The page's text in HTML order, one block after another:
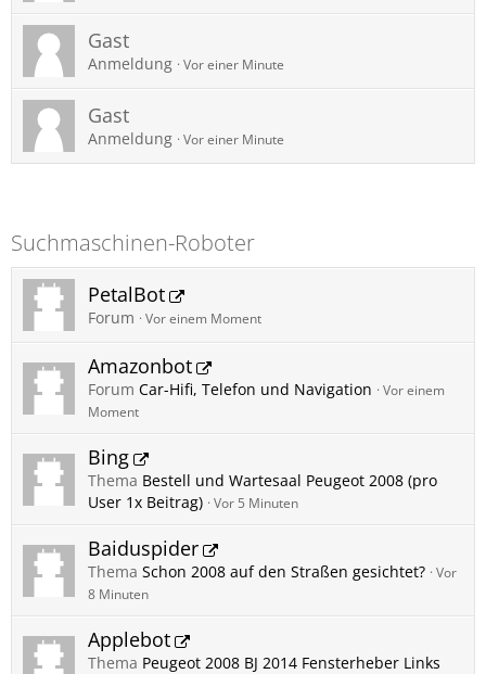
Gast
Anmeldung Vor einer Minute
Gast
Anmeldung Vor einer Minute
Suchmaschinen-Roboter
PetalBot
Forum Vor einem Moment
Amazonbot
Forum Car-Hifi, Telefon und Navigation
Vor einem
Moment
Bing
Thema Bestell und Wartesaal Peugeot 2008 (pro
User 1x Beitrag) Vor 5 Minuten
Baiduspider
Thema Schon 2008 auf den Straßen gesichtet? Vor
8 Minuten
Applebot
Thema Peugeot 2008 BJ 2014 Fensterheber Links